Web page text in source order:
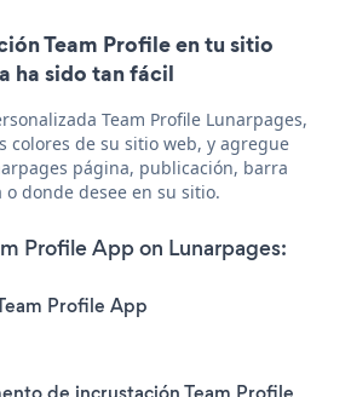
Team Profile en tu sitio
ha sido tan fácil
Team Profile Lunarpages,
colores de su sitio web, y agregue
página, publicación, barra
donde desee en su sitio.
Profile App on Lunarpages:
Profile App